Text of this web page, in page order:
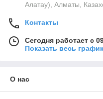
Алатау), Алматы,
Контакты
Сегодня работает с
Показать весь
О нас